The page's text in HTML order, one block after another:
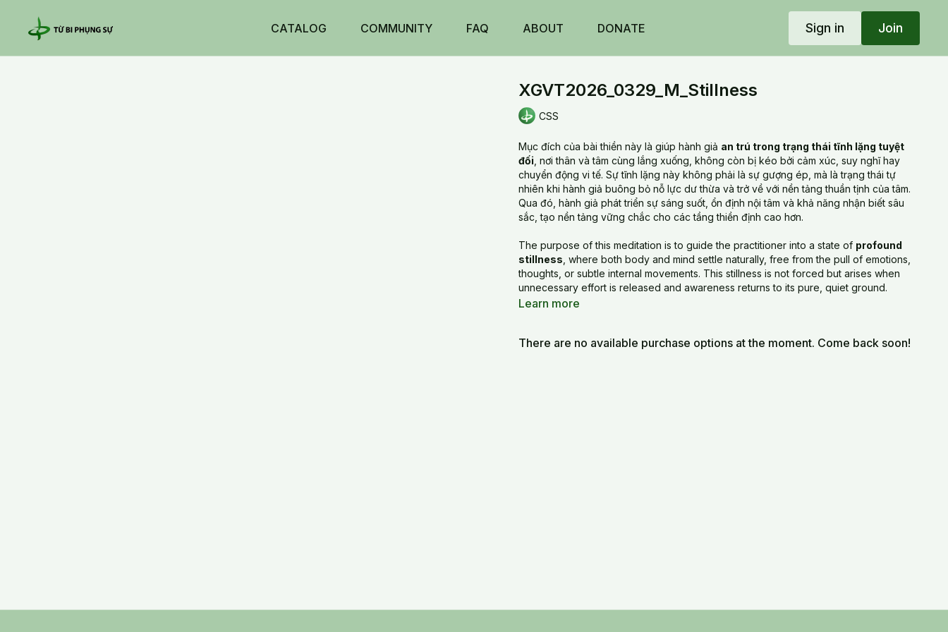
CATALOG COMMUNITY FAQ ABOUT DONATE Sign in Join
XGVT2026_0329_M_Stillness
CSS
Mục đích của bài thiền này là giúp hành giả an trú trong trạng thái tĩnh lặng tuyệt
đối , nơi thân và tâm cùng lắng xuống, không còn bị kéo bởi cảm xúc, suy nghĩ hay
chuyển động vi tế. Sự tĩnh lặng này không phải là sự gượng ép, mà là trạng thái tự
nhiên khi hành giả buông bỏ nỗ lực dư thừa và trở về với nền tảng thuần tịnh của tâm.
Qua đó, hành giả phát triển sự sáng suốt, ổn định nội tâm và khả năng nhận biết sâu
sắc, tạo nền tảng vững chắc cho các tầng thiền định cao hơn.
The purpose of this meditation is to guide the practitioner into a state of profound
stillness , where both body and mind settle naturally, free from the pull of emotions,
thoughts, or subtle internal movements. This stillness is not forced but arises when
unnecessary effort is released and awareness returns to its pure, quiet ground.
Through this practice, the meditator cultivates clarity, inner stability, and deep
Learn more
There are no available purchase options at the moment. Come back soon!